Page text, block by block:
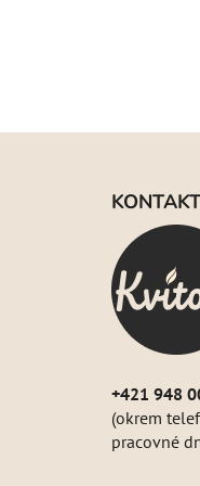
KONTAKT
+421 948
(okrem
pracovné